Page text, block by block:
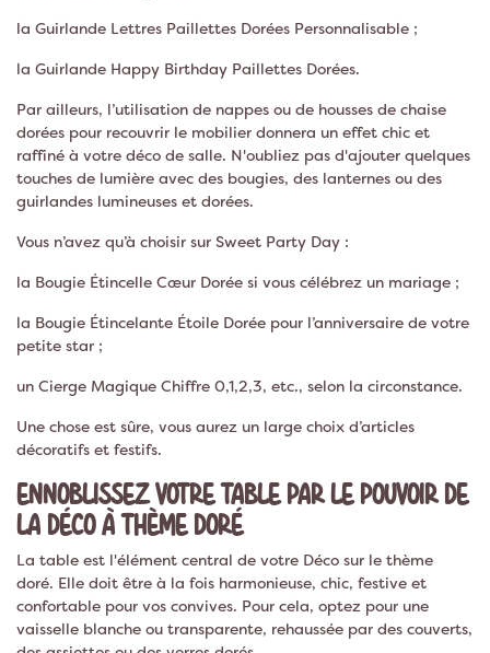
la Guirlande Lettres Paillettes Dorées Personnalisable ;
la Guirlande Happy Birthday Paillettes Dorées.
Par ailleurs, l’utilisation de nappes ou de housses de chaise
dorées pour recouvrir le mobilier donnera un effet chic et
raffiné à votre déco de salle. N'oubliez pas d'ajouter quelques
touches de lumière avec des bougies, des lanternes ou des
guirlandes lumineuses et dorées.
Vous n’avez qu’à choisir sur Sweet Party Day :
la Bougie Étincelle Cœur Dorée si vous célébrez un mariage ;
la Bougie Étincelante Étoile Dorée pour l’anniversaire de votre
petite star ;
un Cierge Magique Chiffre 0,1,2,3, etc., selon la circonstance.
Une chose est sûre, vous aurez un large choix d’articles
décoratifs et festifs.
ENNOBLISSEZ VOTRE TABLE PAR LE POUVOIR DE
LA DÉCO À THÈME DORÉ
La table est l'élément central de votre Déco sur le thème
doré. Elle doit être à la fois harmonieuse, chic, festive et
confortable pour vos convives. Pour cela, optez pour une
vaisselle blanche ou transparente, rehaussée par des couverts,